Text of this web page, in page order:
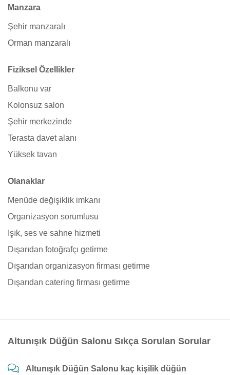
Manzara
Şehir manzaralı
Orman manzaralı
Fiziksel Özellikler
Balkonu var
Kolonsuz salon
Şehir merkezinde
Terasta davet alanı
Yüksek tavan
Olanaklar
Menüde değişiklik imkanı
Organizasyon sorumlusu
Işık, ses ve sahne hizmeti
Dışarıdan fotoğrafçı getirme
Dışarıdan organizasyon firması getirme
Dışarıdan catering firması getirme
Altunışık Düğün Salonu Sıkça Sorulan Sorular
Altunışık Düğün Salonu kaç kişilik düğün